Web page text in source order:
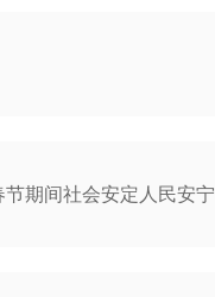
期间社会安定人民安宁